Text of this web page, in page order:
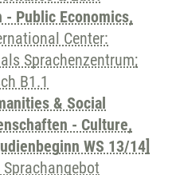
Public Economics,
Center:
Sprachenzentrum;
B1.1
& Social
- Culture,
WS 13/14]